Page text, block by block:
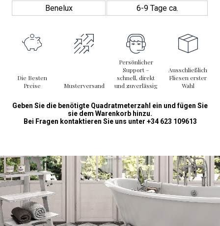
Benelux
6-9 Tage ca.
Die Besten
Preise
Musterversand
Persönlicher
Support –
schnell, direkt
und zuverlässig
Ausschließlich
Fliesen erster
Wahl
Geben Sie die benötigte Quadratmeterzahl ein und fügen Sie
sie dem Warenkorb hinzu.
Bei Fragen kontaktieren Sie uns unter +34 623 109613